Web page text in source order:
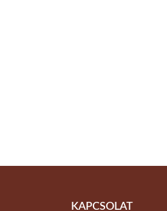
KAPCSOLAT